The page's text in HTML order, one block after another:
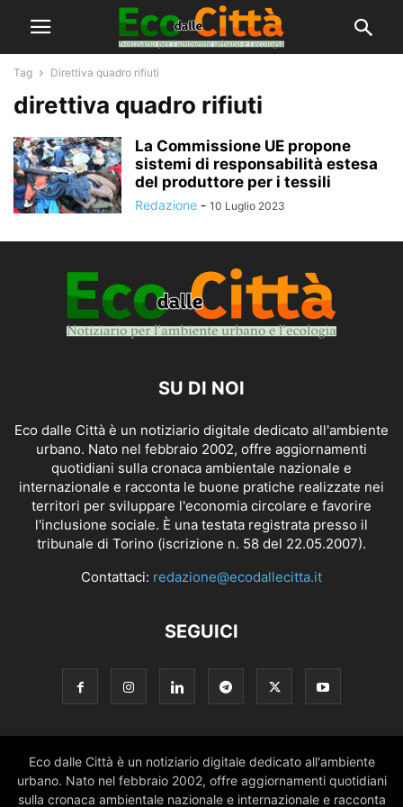
Tag Direttiva quadro rifiuti
direttiva quadro rifiuti
La Commissione UE propone
sistemi di responsabilità estesa
del produttore per i tessili
Redazione - 10 Luglio 2023
SU DI NOI
Eco dalle Città è un notiziario digitale dedicato all'ambiente
urbano. Nato nel febbraio 2002, offre aggiornamenti
quotidiani sulla cronaca ambientale nazionale e
internazionale e racconta le buone pratiche realizzate nei
territori per sviluppare l'economia circolare e favorire
l'inclusione sociale. È una testata registrata presso il
tribunale di Torino (iscrizione n. 58 del 22.05.2007).
Contattaci: redazione@ecodallecitta.it
SEGUICI
Eco dalle Città è un notiziario digitale dedicato all'ambiente
urbano. Nato nel febbraio 2002, offre aggiornamenti quotidiani
sulla cronaca ambientale nazionale e internazionale e racconta